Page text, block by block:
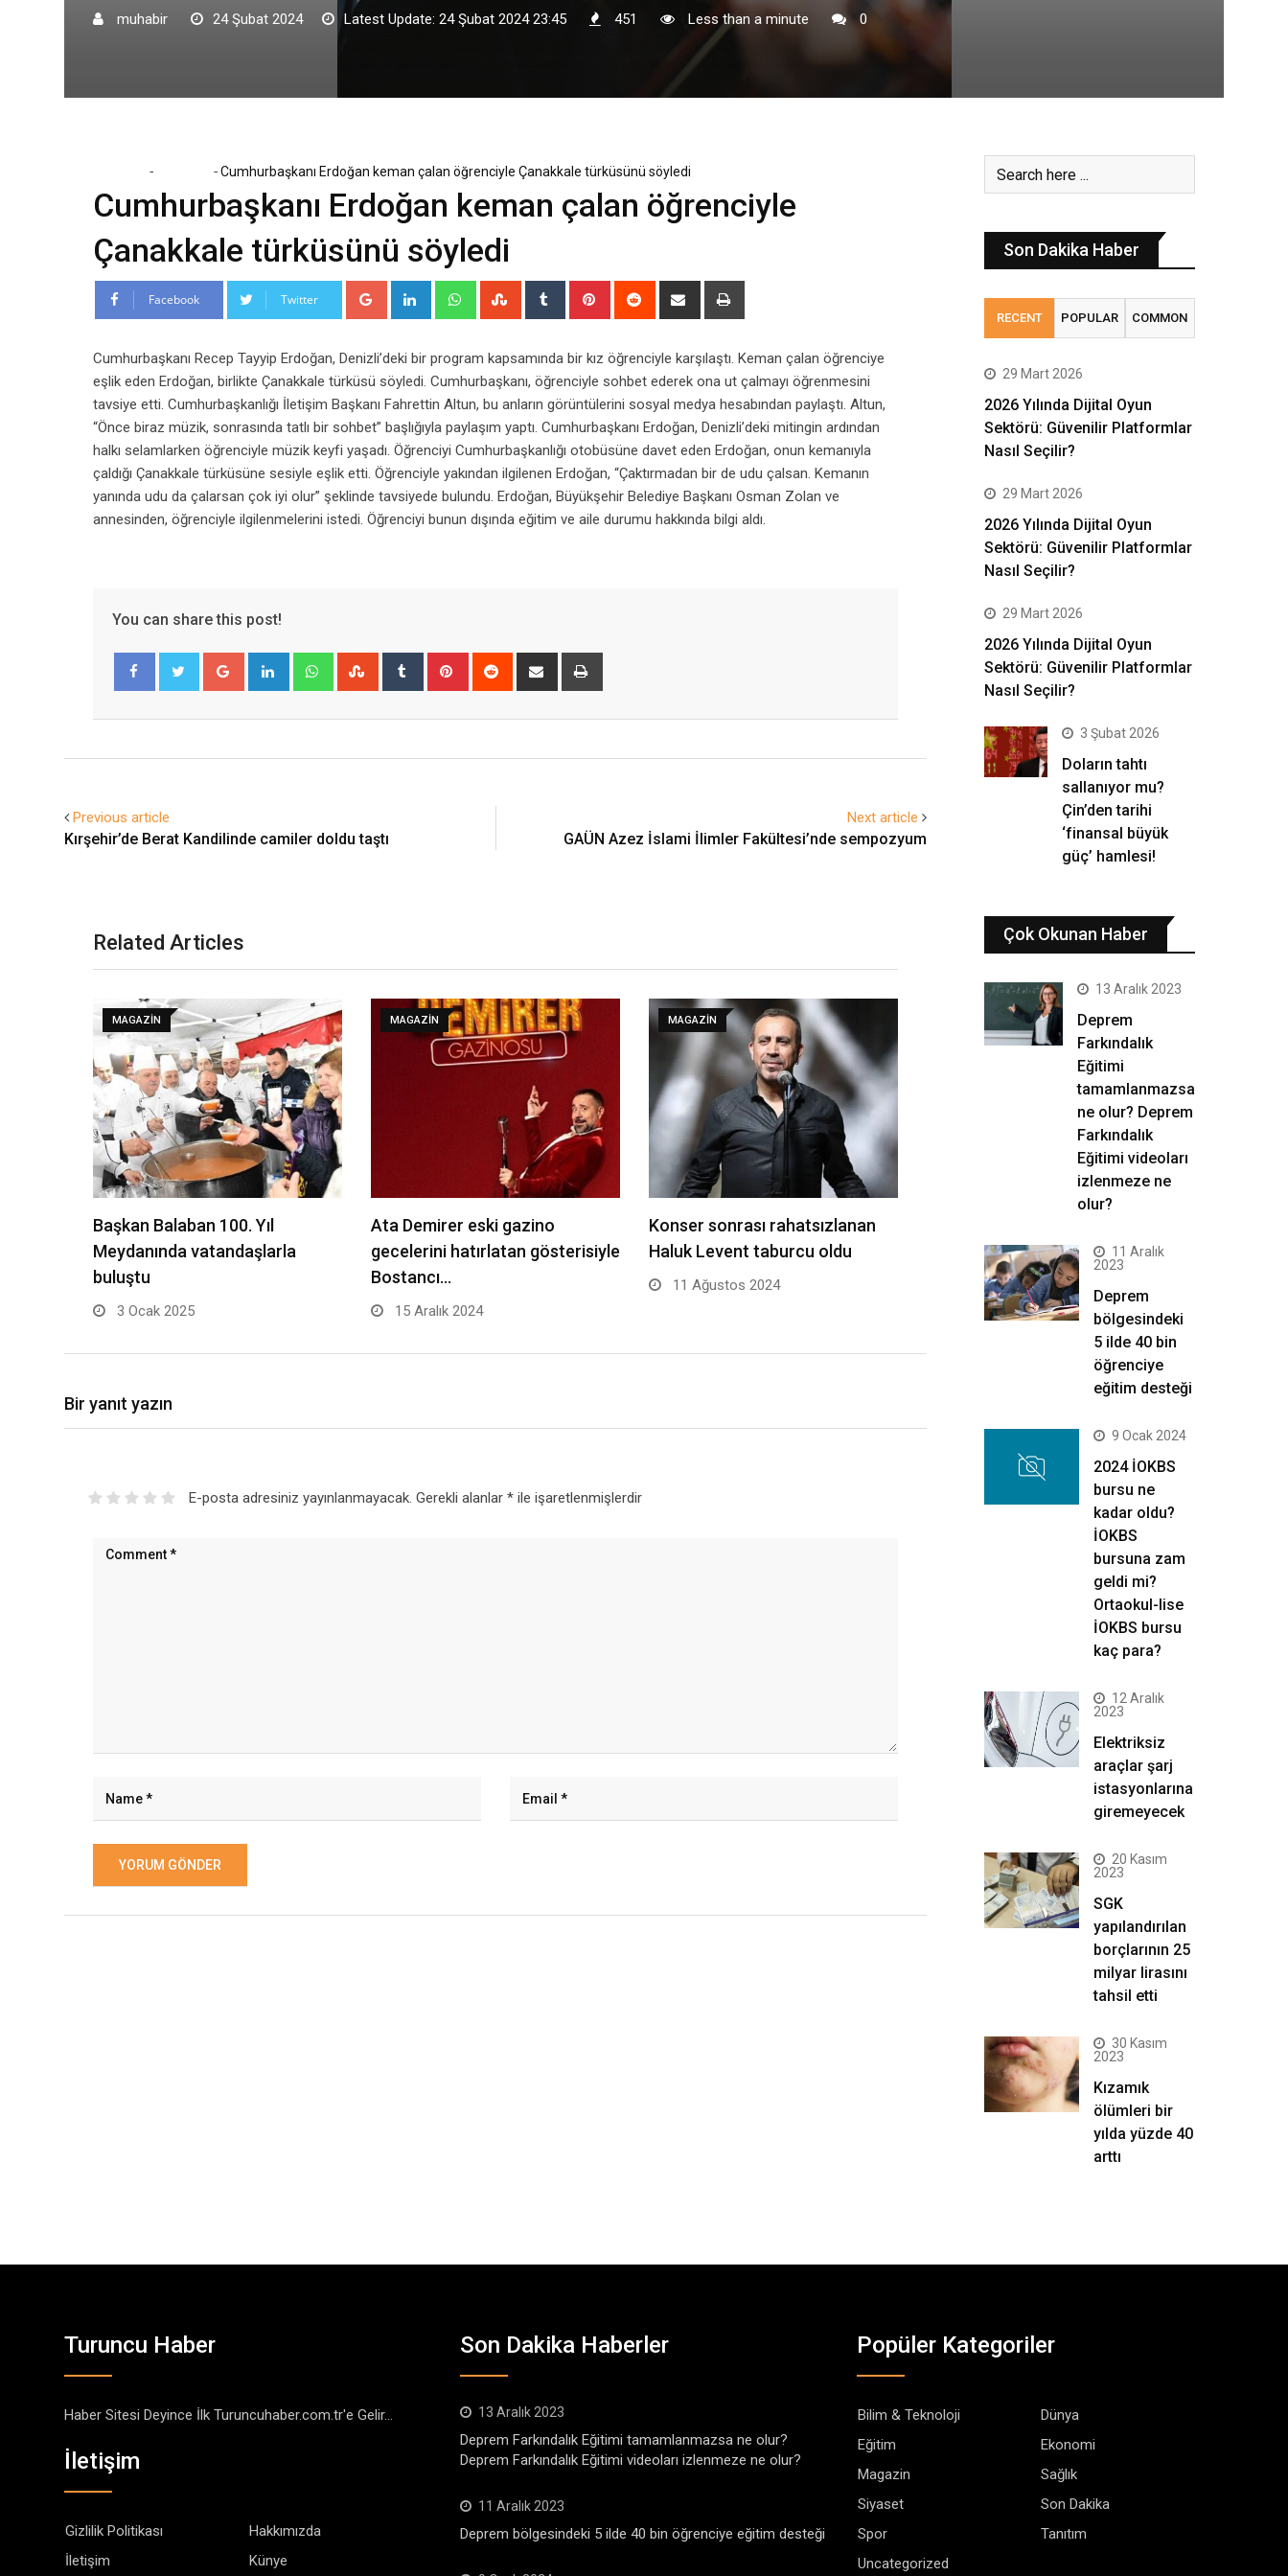
muhabir 24 Şubat 2024 Latest Update: 24 Şubat 2024 23:45 451 Less than a minute 0
- -Cumhurbaşkanı Erdoğan keman çalan öğrenciyle Çanakkale türküsünü söyledi
Cumhurbaşkanı Erdoğan keman çalan öğrenciyle
Çanakkale türküsünü söyledi
Facebook Twitter Google+ LinkedIn WhatsappStumbleUpon
Tumblr Pinterest Reddit
Share
Cumhurbaşkanı Recep Tayyip Erdoğan, Denizli’deki bir program kapsamında bir kız öğrenciyle karşılaştı. Keman çalan öğrenciye
eşlik eden Erdoğan, birlikte Çanakkale türküsü söyledi. Cumhurbaşkanı, öğrenciyle sohbet ederek ona ut çalmayı öğrenmesini
tavsiye etti. Cumhurbaşkanlığı İletişim Başkanı Fahrettin Altun, bu anların görüntülerini sosyal medya hesabından paylaştı. Altun,
“Önce biraz müzik, sonrasında tatlı bir sohbet” başlığıyla paylaşım yaptı. Cumhurbaşkanı Erdoğan, Denizli’deki mitingin ardından
halkı selamlarken öğrenciyle müzik keyfi yaşadı. Öğrenciyi Cumhurbaşkanlığı otobüsüne davet eden Erdoğan, onun kemanıyla
çaldığı Çanakkale türküsüne sesiyle eşlik etti. Öğrenciyle yakından ilgilenen Erdoğan, “Çaktırmadan bir de udu çalsan. Kemanın
yanında udu da çalarsan çok iyi olur” şeklinde tavsiyede bulundu. Erdoğan, Büyükşehir Belediye Başkanı Osman Zolan ve
annesinden, öğrenciyle ilgilenmelerini istedi. Öğrenciyi bunun dışında eğitim ve aile durumu hakkında bilgi aldı.
You can share this post!
Google+ LinkedIn WhatsappStumbleUpon
Tumblr Pinterest Reddit
Share
Previous article
Kırşehir’de Berat Kandilinde camiler doldu taştı
Next article
GAÜN Azez İslami İlimler Fakültesi’nde sempozyum
Related Articles
MAGAZIN
Başkan Balaban 100. Yıl
Meydanında vatandaşlarla
buluştu
3 Ocak 2025
MAGAZIN
Ata Demirer eski gazino
gecelerini hatırlatan gösterisiyle
Bostancı…
15 Aralık 2024
MAGAZIN
Konser sonrası rahatsızlanan
Haluk Levent taburcu oldu
11 Ağustos 2024
Bir yanıt yazın
E-posta adresiniz yayınlanmayacak. Gerekli alanlar *ile işaretlenmişlerdir
Son Dakika Haber
RECENT POPULAR COMMON
29 Mart 2026
2026 Yılında Dijital Oyun
Sektörü: Güvenilir Platformlar
Nasıl Seçilir?
29 Mart 2026
2026 Yılında Dijital Oyun
Sektörü: Güvenilir Platformlar
Nasıl Seçilir?
29 Mart 2026
2026 Yılında Dijital Oyun
Sektörü: Güvenilir Platformlar
Nasıl Seçilir?
3 Şubat 2026
Doların tahtı
sallanıyor mu?
Çin’den tarihi
‘finansal büyük
güç’ hamlesi!
Çok Okunan Haber
13 Aralık 2023
Deprem
Farkındalık
Eğitimi
tamamlanmazsa
ne olur? Deprem
Farkındalık
Eğitimi videoları
izlenmeze ne
olur?
11 Aralık
2023
Deprem
bölgesindeki
5 ilde 40 bin
öğrenciye
eğitim desteği
9 Ocak 2024
2024 İOKBS
bursu ne
kadar oldu?
İOKBS
bursuna zam
geldi mi?
Ortaokul-lise
İOKBS bursu
kaç para?
12 Aralık
2023
Elektriksiz
araçlar şarj
istasyonlarına
giremeyecek
20 Kasım
2023
SGK
yapılandırılan
borçlarının 25
milyar lirasını
tahsil etti
30 Kasım
2023
Kızamık
ölümleri bir
yılda yüzde 40
arttı
Turuncu Haber
Haber Sitesi Deyince İlk Turuncuhaber.com.tr'e Gelir...
İletişim
Gizlilik Politikası
Hakkımızda
İletişim
Künye
Son Dakika Haberler
13 Aralık 2023
Deprem Farkındalık Eğitimi tamamlanmazsa ne olur?
Deprem Farkındalık Eğitimi videoları izlenmeze ne olur?
11 Aralık 2023
Deprem bölgesindeki 5 ilde 40 bin öğrenciye eğitim desteği
Popüler Kategoriler
Bilim & Teknoloji
Dünya
Eğitim
Ekonomi
Magazin
Sağlık
Siyaset
Son Dakika
Spor
Tanıtım
Uncategorized